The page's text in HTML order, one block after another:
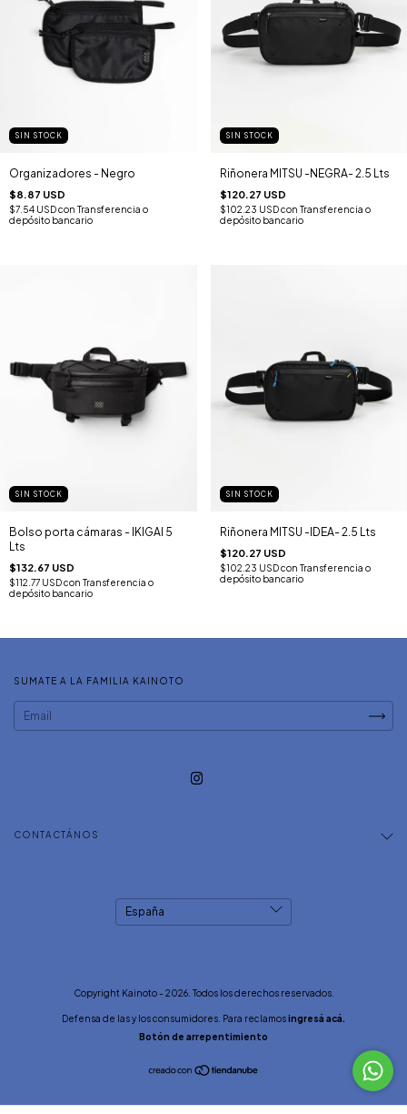
SIN STOCK
Organizadores - Negro
$8.87 USD
$7.54 USDcon Transferencia o
depósito bancario
SIN STOCK
Riñonera MITSU -NEGRA- 2.5 Lts
$120.27 USD
$102.23 USDcon Transferencia o
depósito bancario
SIN STOCK
Bolso porta cámaras - IKIGAI 5
Lts
$132.67 USD
$112.77 USDcon Transferencia o
depósito bancario
SIN STOCK
Riñonera MITSU -IDEA- 2.5 Lts
$120.27 USD
$102.23 USDcon Transferencia o
depósito bancario
SUMATE A LA FAMILIA KAINOTO
CONTACTÁNOS
Copyright Kainoto - 2026. Todos los derechos reservados.
Defensa de las y los consumidores. Para reclamosingresá acá.
Botón de arrepentimiento